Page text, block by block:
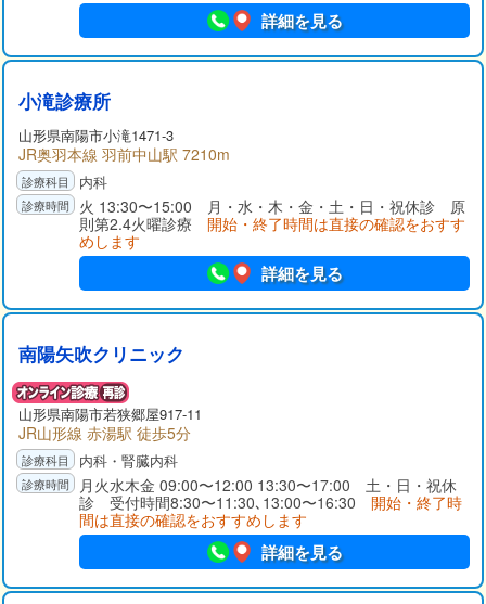
詳細を見る
小滝診療所
山形県南陽市小滝1471-3
JR奥羽本線 羽前中山駅 7210m
内科
火 13:30〜15:00 月・水・木・金・土・日・祝休診 原
則第2.4火曜診療 開始・終了時間は直接の確認をおすす
めします
詳細を見る
南陽矢吹クリニック
山形県南陽市若狭郷屋917-11
JR山形線 赤湯駅 徒歩5分
内科・腎臓内科
月火水木金 09:00〜12:00 13:30〜17:00 土・日・祝休
診 受付時間8:30〜11:30､13:00〜16:30 開始・終了時
間は直接の確認をおすすめします
詳細を見る